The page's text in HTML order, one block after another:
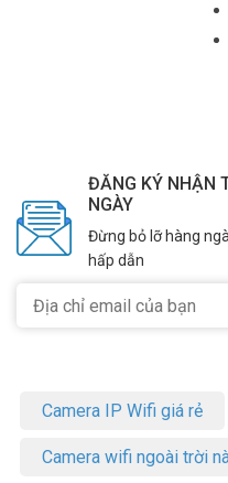
ĐĂNG KÝ NHẬN
NGÀY
Đừng bỏ lỡ hàng
hấp dẫn
Camera IP Wifi giá rẻ
Camera wifi ngoài trời